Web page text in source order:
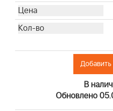
Добавить
В
Обновлено